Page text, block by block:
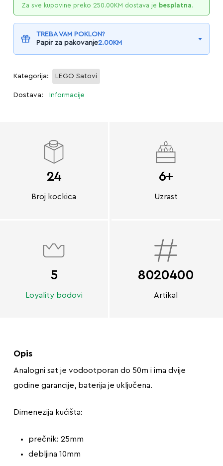
Za sve kupovine preko 250.00 KM dostava je besplatna.
TREBA VAM POKLON?
Papir za pakovanje2.00KM
Kategorija: LEGO Satovi
Dostava: Informacije
24
Broj kockica
6+
Uzrast
5
Loyality bodovi
8020400
Artikal
Opis
Analogni sat je vodootporan do 50m i ima dvije
godine garancije, baterija je uključena.
Dimenezija kućišta:
prečnik: 25mm
debljina 10mm